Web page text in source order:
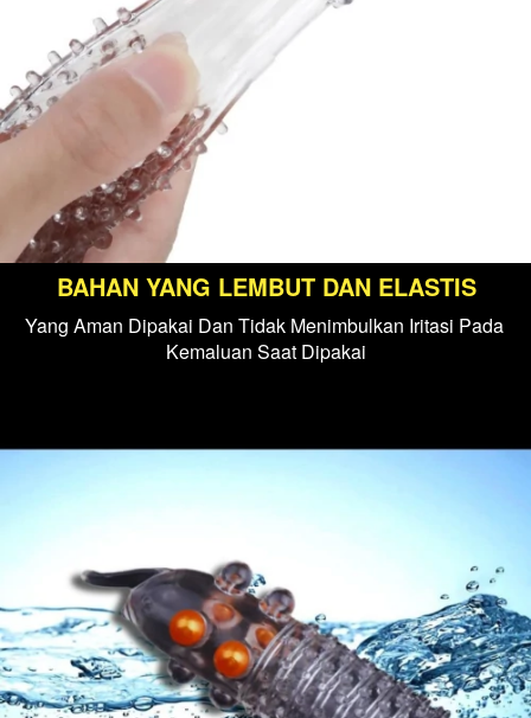
BAHAN YANG LEMBUT DAN ELASTIS
Yang Aman Dipakai Dan Tidak Menimbulkan Iritasi Pada
Kemaluan Saat Dipakai